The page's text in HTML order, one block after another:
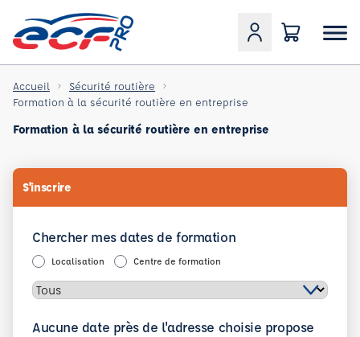
Accueil
Sécurité routière
Formation à la sécurité routière en entreprise
Formation à la sécurité routière en entreprise
S'inscrire
Chercher mes dates de formation
Localisation Centre de formation
Aucune date près de l'adresse choisie propose